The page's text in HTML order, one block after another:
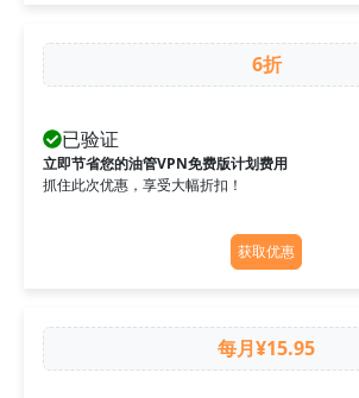
6折
已验证
立即节省您的油管VPN免费版计划费用
抓住此次优惠，享受大幅折扣！
获取优惠
每月¥15.95